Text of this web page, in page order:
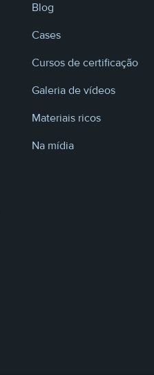
Blog
Cases
Cursos de certificação
Galeria de vídeos
Materiais ricos
Na mídia